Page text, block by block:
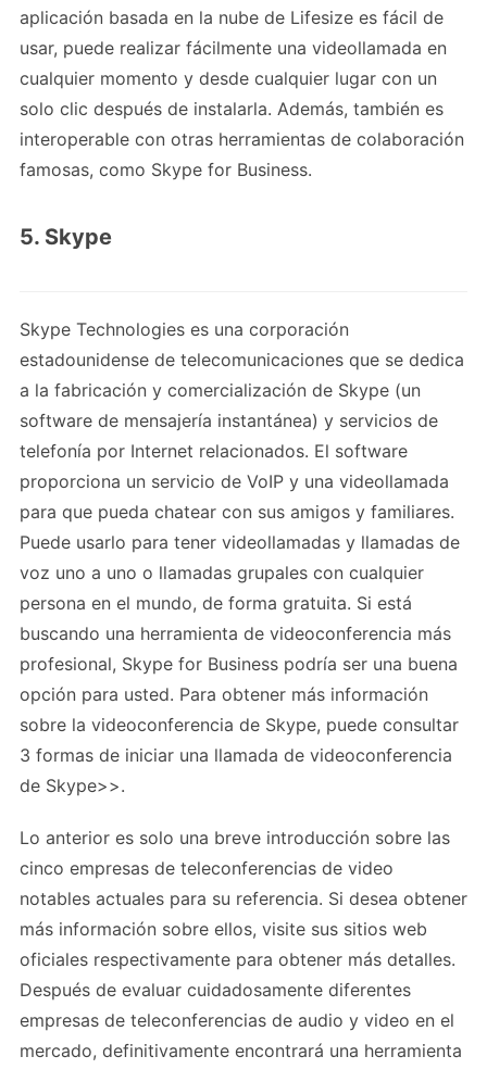
aplicación basada en la nube de Lifesize es fácil de
usar, puede realizar fácilmente una videollamada en
cualquier momento y desde cualquier lugar con un
solo clic después de instalarla. Además, también es
interoperable con otras herramientas de colaboración
famosas, como Skype for Business.
5. Skype
Skype Technologies es una corporación
estadounidense de telecomunicaciones que se dedica
a la fabricación y comercialización de Skype (un
software de mensajería instantánea) y servicios de
telefonía por Internet relacionados. El software
proporciona un servicio de VoIP y una videollamada
para que pueda chatear con sus amigos y familiares.
Puede usarlo para tener videollamadas y llamadas de
voz uno a uno o llamadas grupales con cualquier
persona en el mundo, de forma gratuita. Si está
buscando una herramienta de videoconferencia más
profesional, Skype for Business podría ser una buena
opción para usted. Para obtener más información
sobre la videoconferencia de Skype, puede consultar
3 formas de iniciar una llamada de videoconferencia
de Skype>>.
Lo anterior es solo una breve introducción sobre las
cinco empresas de teleconferencias de video
notables actuales para su referencia. Si desea obtener
más información sobre ellos, visite sus sitios web
oficiales respectivamente para obtener más detalles.
Después de evaluar cuidadosamente diferentes
empresas de teleconferencias de audio y video en el
mercado, definitivamente encontrará una herramienta